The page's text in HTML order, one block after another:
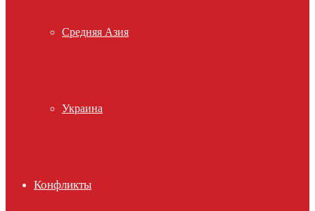
Средняя Азия
Украина
Конфликты